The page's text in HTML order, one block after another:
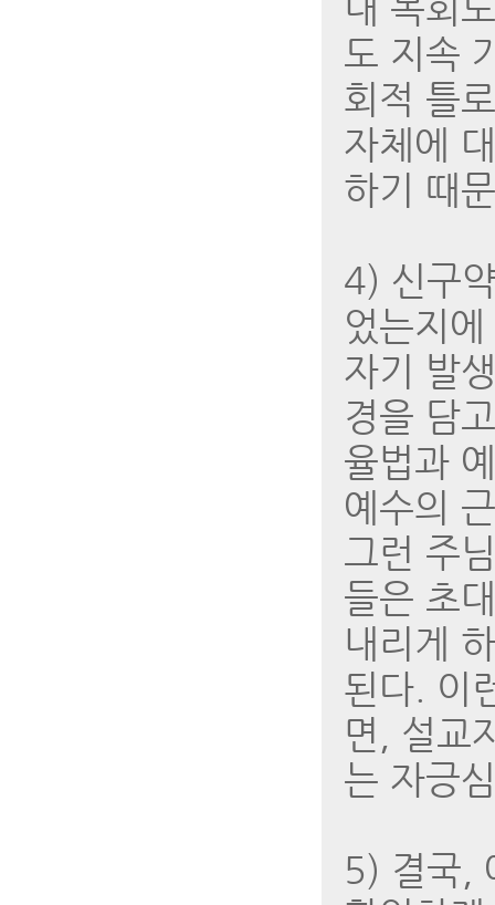
도 지속
회적 틀
자체에
하기 때
4) 신구
었는지
자기 발
경을 담
율법과
예수의
그런 주
들은 초
내리게
된다. 이
면, 설교
는 자긍
5) 결국,